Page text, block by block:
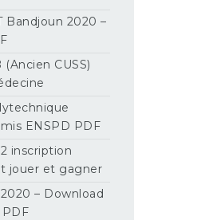
Bandjoun 2020 –
CUSS)
ENSPD PDF
inscription
jouer et gagner
– Download
PDF